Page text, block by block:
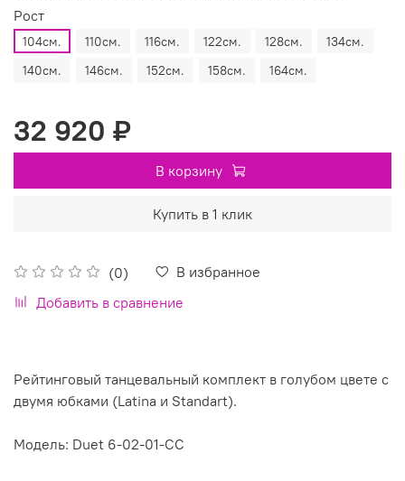
(0)
В избранное
Добавить в сравнение
Рост
104см. 110см. 116см. 122см. 128см.
134см.
140см.
146см. 152см. 158см. 164см.
32 920 ₽
В корзину
Купить в 1 клик
Рейтинговый танцевальный комплект в голубом цвете с
двумя юбками (Latina и Standart).
Модель: Duet 6-02-01-CC